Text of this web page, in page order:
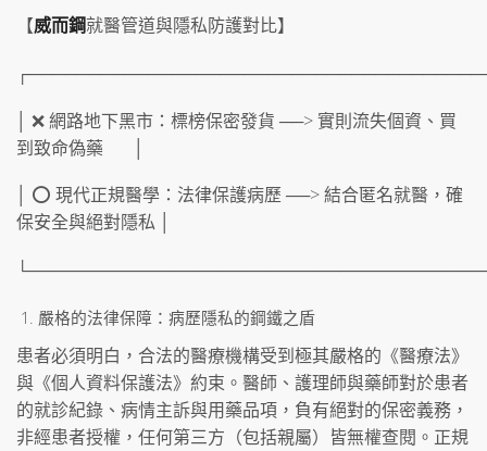
【威而鋼就醫管道與隱私防護對比】
│ ❌ 網路地下黑市：標榜保密發貨 ──> 實則流失個資、買
到致命偽藥 │
│ ⭕ 現代正規醫學：法律保護病歷 ──> 結合匿名就醫，確
保安全與絕對隱私 │
嚴格的法律保障：病歷隱私的鋼鐵之盾
患者必須明白，合法的醫療機構受到極其嚴格的《醫療法》
與《個人資料保護法》約束。醫師、護理師與藥師對於患者
的就診紀錄、病情主訴與用藥品項，負有絕對的保密義務，
非經患者授權，任何第三方（包括親屬）皆無權查閱。正規